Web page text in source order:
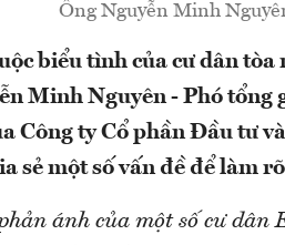
Ông Nguyễn Minh
biểu tình của cư dân
Minh Nguyên - Phó tổng
Công ty Cổ phần Đầu tư
sẻ một số vấn đề để làm
ánh của một số cư